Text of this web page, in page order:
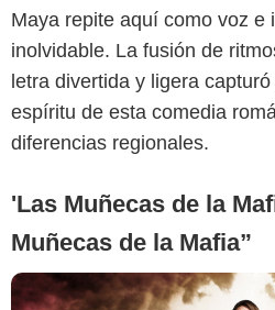
Maya repite aquí como voz e
inolvidable. La fusión de
letra divertida y ligera
espíritu de esta comedia
diferencias regionales.
'Las Muñecas de la
Muñecas de la Mafia”
Google